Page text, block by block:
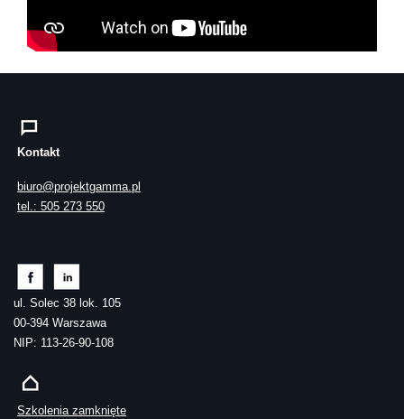
Kontakt
biuro@projektgamma.pl
tel.: 505 273 550
ul. Solec 38 lok. 105
00-394 Warszawa
NIP: 113-26-90-108
Szkolenia zamknięte